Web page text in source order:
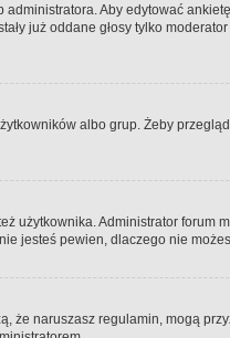
Aby edytować
już oddane głosy tylko
albo grup. Żeby
użytkownika. Administrator
jesteś pewien, dlaczego nie
że naruszasz regulamin, mogą